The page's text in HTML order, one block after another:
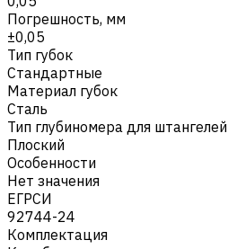
Погрешность, мм
±0,05
Тип губок
Стандартные
Материал губок
Сталь
Тип глубиномера для штангелей
Плоский
Особенности
Нет значения
ЕГРСИ
92744-24
Комплектация